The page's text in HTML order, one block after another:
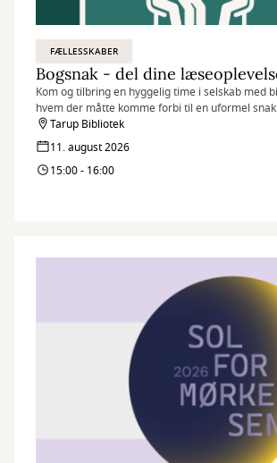
FÆLLESSKABER
Kom og tilbring en hyggelig time i selskab med
hvem der måtte komme forbi til en uformel
læseoplevelser.
Tarup Bibliotek
11. august 2026
15:00 - 16:00